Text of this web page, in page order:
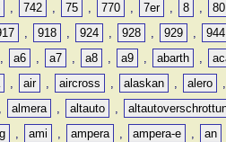
, 742 , 75 , 770 , 7er , 8 , 80
, 918 , 924 , 928 , 929 , 944
, a6 , a7 , a8 , a9 , abarth ,
, air , aircross , alaskan , alero ,
, almera , altauto ,
, ami , ampera , ampera-e , an